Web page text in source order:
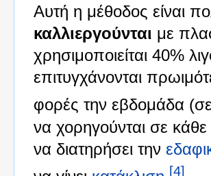
Αυτή η μέθοδος είναι
καλλιεργούνται με
χρησιμοποιείται 40%
επιτυγχάνονται
φορές την εβδομάδα
να χορηγούνται σε
να διατηρήσει την
[4]